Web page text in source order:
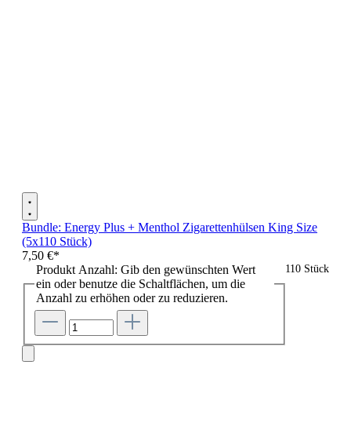
Bundle: Energy Plus + Menthol Zigarettenhülsen King Size
(5x110 Stück)
7,50 €*
110 Stück
Produkt Anzahl: Gib den gewünschten Wert
ein oder benutze die Schaltflächen, um die
Anzahl zu erhöhen oder zu reduzieren.